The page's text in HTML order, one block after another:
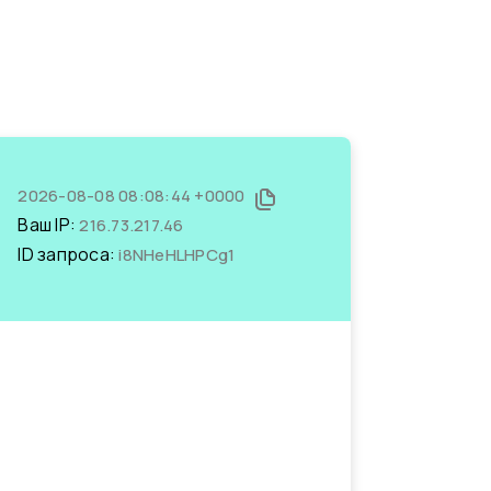
2026-08-08 08:08:44 +0000
Ваш IP:216.73.217.46
ID запроса:i8NHeHLHPCg1